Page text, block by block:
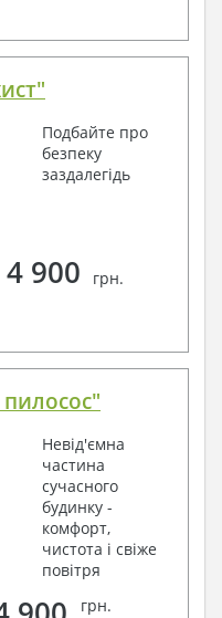
Подбайте про
безпеку
заздалегідь
4 900 грн.
Невід'ємна
частина
сучасного
будинку -
комфорт,
чистота і свіже
повітря
грн.